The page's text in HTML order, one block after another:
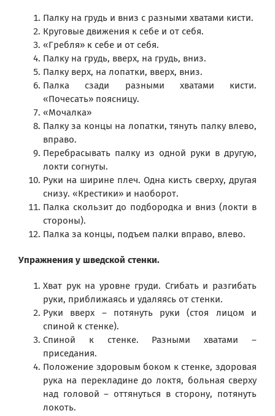
Палку на грудь и вниз с разными хватами кисти.
Круговые движения к себе и от себя.
«Гребля» к себе и от себя.
Палку на грудь, вверх, на грудь, вниз.
Палку верх, на лопатки, вверх, вниз.
Палка сзади разными хватами кисти.
«Почесать» поясницу.
«Мочалка»
Палку за концы на лопатки, тянуть палку влево,
вправо.
Перебрасывать палку из одной руки в другую,
локти согнуты.
Руки на ширине плеч. Одна кисть сверху, другая
снизу. «Крестики» и наоборот.
Палка скользит до подбородка и вниз (локти в
стороны).
Палка за концы, подъем палки вправо, влево.
Упражнения у шведской стенки.
Хват рук на уровне груди. Сгибать и разгибать
руки, приближаясь и удаляясь от стенки.
Руки вверх – потянуть руки (стоя лицом и
спиной к стенке).
Спиной к стенке. Разными хватами –
приседания.
Положение здоровым боком к стенке, здоровая
рука на перекладине до локтя, больная сверху
над головой – оттянуться в сторону, потянуть
локоть.